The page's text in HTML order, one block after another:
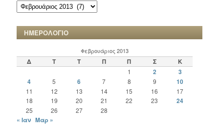
ΑΡΧΕΙΟ
ΧΡΟΝΙΚΩΝ
ΗΜΕΡΟΛΟΓΙΟ
Φεβρουάριος 2013
Δ Τ Τ Π Π Σ Κ
1 2
3
4
5 6 7 8 9 10
11 12 13 14 15 16
17
18
19 20 21 22 23 24
25 26 27 28
« Ιαν Μαρ »